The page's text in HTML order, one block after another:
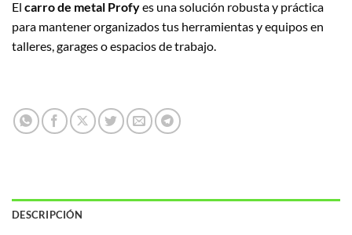
El carro de metal Profyes una solución robusta y práctica
para mantener organizados tus herramientas y equipos en
talleres, garages o espacios de trabajo.
DESCRIPCIÓN